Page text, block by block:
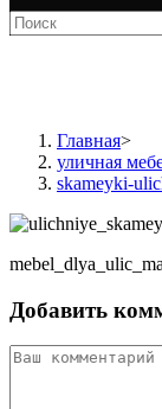
Главная>
уличная
skameyki-
Добавить
Комментарий